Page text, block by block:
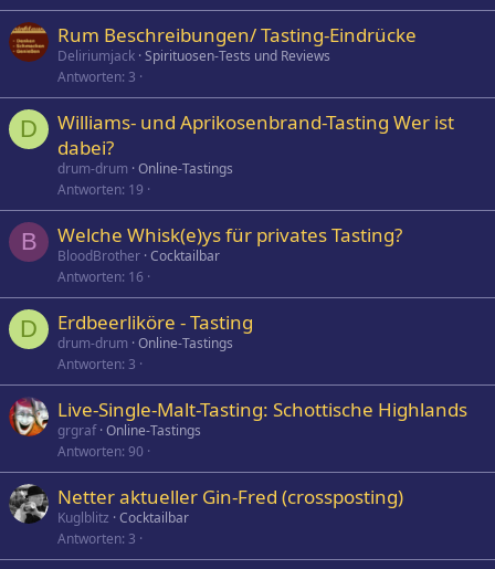
Rum Beschreibungen/ Tasting-Eindrücke
Deliriumjack Spirituosen-Tests und Reviews
Antworten 3
D
Williams- und Aprikosenbrand-Tasting Wer ist
dabei?
drum-drum Online-Tastings
Antworten 19
B Welche Whisk(e)ys für privates Tasting?
BloodBrother Cocktailbar
Antworten 16
D Erdbeerliköre - Tasting
drum-drum Online-Tastings
Antworten 3
Live-Single-Malt-Tasting: Schottische Highlands
grgraf Online-Tastings
Antworten 90
Netter aktueller Gin-Fred (crossposting)
Kuglblitz Cocktailbar
Antworten 3